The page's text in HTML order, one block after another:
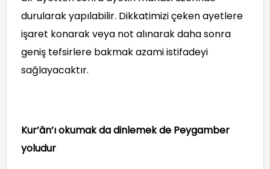
durularak yapılabilir. Dikkatimizi çeken ayetlere
işaret konarak veya not alınarak daha sonra
geniş tefsirlere bakmak azami istifadeyi
sağlayacaktır.
Kur’ân’ı okumak da dinlemek de Peygamber
yoludur